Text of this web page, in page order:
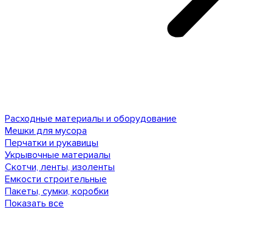
Расходные материалы и оборудование
Мешки для мусора
Перчатки и рукавицы
Укрывочные материалы
Скотчи, ленты, изоленты
Емкости строительные
Пакеты, сумки, коробки
Показать все